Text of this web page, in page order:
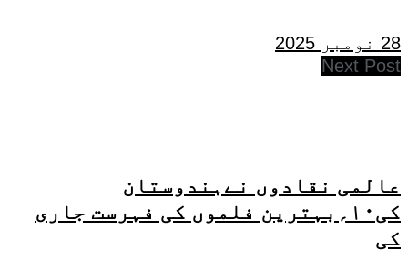
28 نومبر 2025
Next Post
عالمی نقادوں نےہندوستان
کی۱۰؍بہترین فلموں کی فہرست جاری
کی